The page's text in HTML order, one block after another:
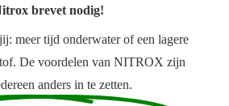
brevet nodig!
meer tijd onderwater of een lagere
De voordelen van NITROX zijn
anders in te zetten.